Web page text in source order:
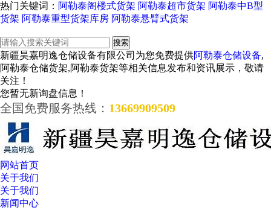
热门关键词： 阿勒泰阁楼式货架 阿勒泰超市货架 阿勒泰中B型
货架 阿勒泰重型货架库房 阿勒泰悬臂式货架
新疆昊嘉明逸仓储设备有限公司为您免费提供阿勒泰仓储设备,
阿勒泰仓储货架,阿勒泰货架等相关信息发布和资讯展示，敬请
关注！
您暂无新询盘信息！
全国免费服务热线： 13669909509
网站首页
关于我们
关于我们
新闻中心